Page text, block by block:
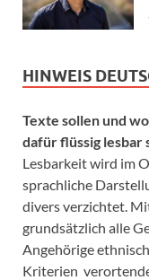
HINWEIS
Texte sollen und
dafür flüssig lesbar
Lesbarkeit wird im
sprachliche
divers verzichtet.
grundsätzlich alle
Angehörige
Kriterien